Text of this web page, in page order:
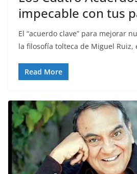
impecable con tus
El “acuerdo clave” para mejorar
la filosofía tolteca de Miguel Ruiz,
Read More